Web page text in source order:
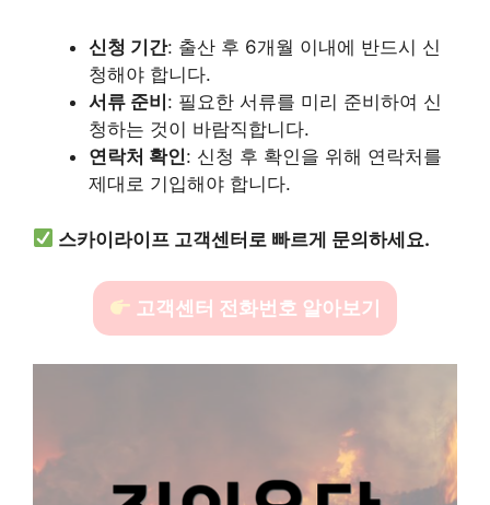
신청 기간: 출산 후 6개월 이내에 반드시 신
청해야 합니다.
서류 준비 : 필요한 서류를 미리 준비하여 신
청하는 것이 바람직합니다.
연락처 확인: 신청 후 확인을 위해 연락처를
제대로 기입해야 합니다.
스카이라이프 고객센터로 빠르게 문의하세요.
고객센터 전화번호 알아보기